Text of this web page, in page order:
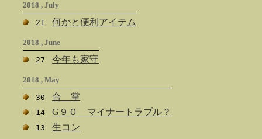
2018 , July
21
何かと便利アイテム
2018 , June
27
今年も家守
2018 , May
30
合 掌
14 G９０ マイナートラブル？
13 生コン